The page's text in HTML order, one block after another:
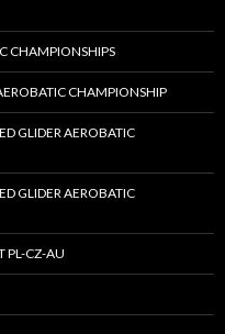
CHAMPIONSHIPS
CHAMPIONSHIP
GLIDER AEROBATIC
GLIDER AEROBATIC
PL-CZ-AU